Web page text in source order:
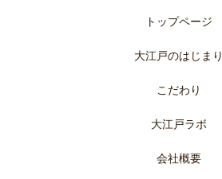
トップページ
大江戸のはじまり
こだわり
大江戸ラボ
会社概要